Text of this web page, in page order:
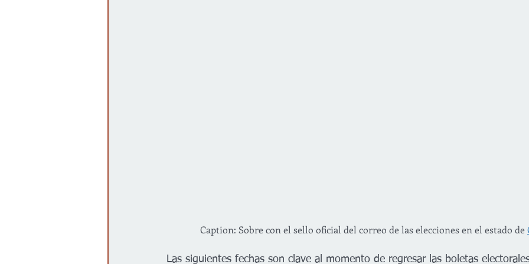
Caption: Sobre con el sello oficial del correo de las elecciones en el estado de
Las siguientes fechas son clave al momento de regresar las boletas